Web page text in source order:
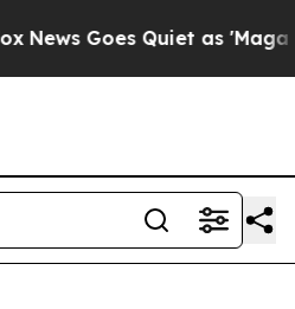
Goes Quiet as 'Maga